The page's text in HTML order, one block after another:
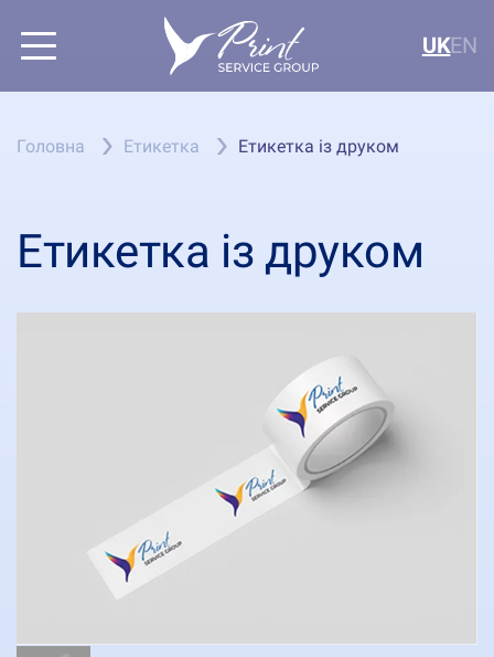
UKEN
Головна Етикетка Етикетка із друком
Етикетка із друком